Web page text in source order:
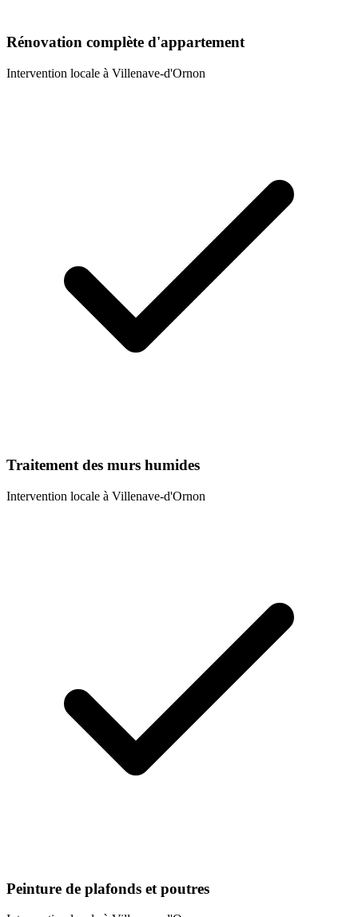
Rénovation complète d'appartement
Intervention locale à Villenave-d'Ornon
Traitement des murs humides
Intervention locale à Villenave-d'Ornon
Peinture de plafonds et poutres